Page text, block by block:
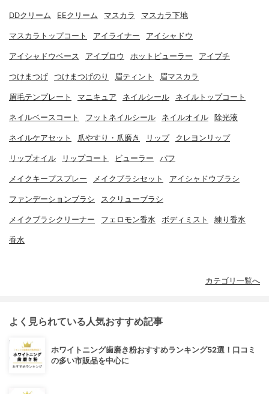
DDクリーム EEクリーム マスカラ マスカラ下地
マスカラトップコート アイライナー アイシャドウ
アイシャドウベース アイブロウ ホットビューラー アイプチ
つけまつげ つけまつげのり 眉ティント 眉マスカラ
眉毛テンプレート マニキュア ネイルシール ネイルトップコート
ネイルベースコート フットネイルシール ネイルオイル 除光液
ネイルケアセット 爪やすり・爪磨き リップ クレヨンリップ
リップオイル リップコート ビューラー パフ
メイクキープスプレー メイクブラシセット アイシャドウブラシ
ファンデーションブラシ スクリューブラシ
メイクブラシクリーナー フェロモン香水 ボディミスト 練り香水
香水
カテゴリ一覧へ
よく見られている人気おすすめ記事
ホワイトニング歯磨き粉おすすめランキング52選！口コミ
の多い市販品を中心に